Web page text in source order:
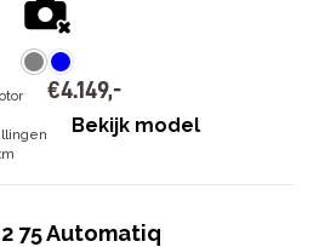
€4.149,-
Bekijk model
75 Automatiq